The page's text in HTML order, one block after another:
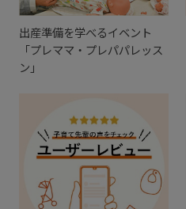
出産準備を学べるイベント
「プレママ・プレパパレッス
ン」